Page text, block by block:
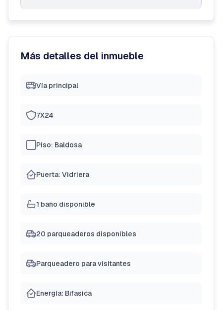
Más detalles del inmueble
Vía principal
7X24
Piso: Baldosa
Puerta: Vidriera
1 baño disponible
20 parqueaderos disponibles
Parqueadero para visitantes
Energía: Bifasica